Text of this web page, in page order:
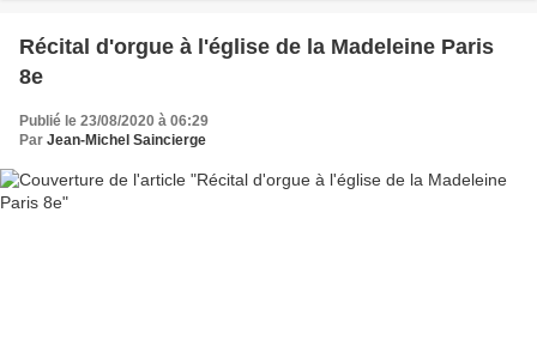
Récital d'orgue à l'église de la Madeleine Paris
8e
Publié le 23/08/2020 à 06:29
Par Jean-Michel Saincierge